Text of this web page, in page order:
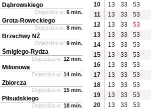
10
13 33
53
11
13 33
53
12
13 33
53
13
13 33
53
14
13 33
53
15
13 33
53
16
13 33
53
17
13 33
53
18
13 33
53
19
13 33
53
20
13 33
53
Dąbrowskiego
Dojeżdża w: 6 min.
Grota-Roweckiego
Dojeżdża w: 8 min.
Brzechwy NŻ
Dojeżdża w: 9 min.
Śmigłego-Rydza
Dojeżdża w: 12 min.
Milionowa
Dojeżdża w: 14 min.
Zbiorcza
Dojeżdża w: 15 min.
Piłsudskiego
Dojeżdża w: 18 min.